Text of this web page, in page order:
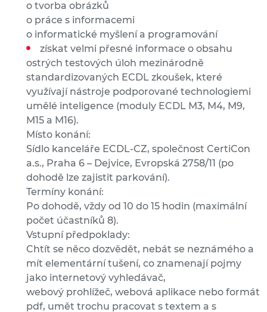
o tvorba obrázků
o práce s informacemi
o informatické myšlení a programování
získat velmi přesné informace o obsahu
ostrých testových úloh mezinárodně
standardizovaných ECDL zkoušek, které
využívají nástroje podporované technologiemi
umělé inteligence (moduly ECDL M3, M4, M9,
M15 a M16).
Místo konání:
Sídlo kanceláře ECDL-CZ, společnost CertiCon
a.s., Praha 6 – Dejvice, Evropská 2758/11 (po
dohodě lze zajistit parkování).
Termíny konání:
Po dohodě, vždy od 10 do 15 hodin (maximální
počet účastníků 8).
Vstupní předpoklady:
Chtít se něco dozvědět, nebát se neznámého a
mít elementární tušení, co znamenají pojmy
jako internetový vyhledávač,
webový prohlížeč, webová aplikace nebo formát
pdf, umět trochu pracovat s textem a s